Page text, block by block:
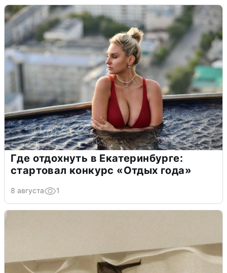
Где отдохнуть в Екатеринбурге:
стартовал конкурс «Отдых года»
8 августа 1